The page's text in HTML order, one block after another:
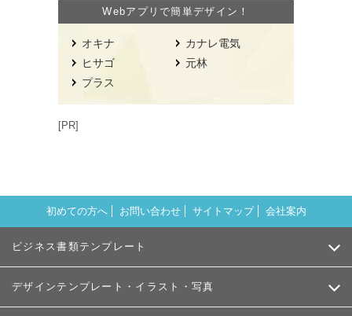
Webアプリで簡単デザイン！
オキナ
ヒサゴ
プラス
カナレ電気
元林
[PR]
初めての方へ お問い合わせ サイトマップ 会社案内
ビジネス書類テンプレート
デザインテンプレート・イラスト・写真